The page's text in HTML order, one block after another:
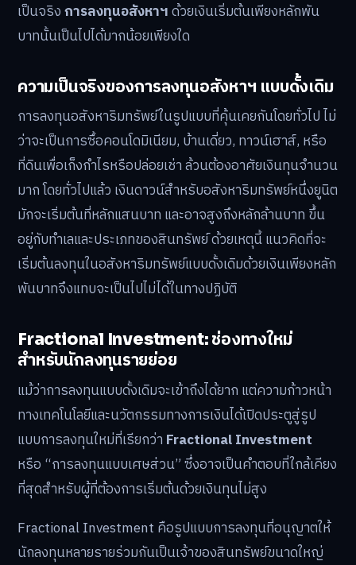
เป็นจริงการลงทุนอสังหาฯด้วยเงินเริ่มต้นเพียงหลักพัน
บาทนั้นเป็นไปได้มากน้อยเพียงใด
ความเป็นจริงของการลงทุนอสังหาฯ แบบดั้งเดิม
การลงทุนอสังหาริมทรัพย์ในรูปแบบที่คุ้นเคยกันโดยทั่วไป ไม่
ว่าจะเป็นการซื้อคอนโดมิเนียม, บ้านเดี่ยว, ทาวน์เฮาส์, หรือ
ที่ดินเพื่อเก็งกำไรหรือปล่อยเช่า ล้วนต้องอาศัยเงินทุนจำนวน
มาก โดยทั่วไปแล้ว เงินดาวน์สำหรับอสังหาริมทรัพย์หนึ่งยูนิต
มักจะเริ่มต้นที่หลักแสนบาท และอาจสูงถึงหลักล้านบาท ขึ้น
อยู่กับทำเลและประเภทของสินทรัพย์ ด้วยเหตุนี้ แนวคิดที่จะ
เริ่มต้นลงทุนในอสังหาริมทรัพย์แบบดั้งเดิมด้วยเงินเพียงหลัก
พันบาทจึงแทบจะเป็นไปไม่ได้ในทางปฏิบัติ
Fractional Investment: ช่องทางใหม่
สำหรับนักลงทุนรายย่อย
แม้ว่าการลงทุนแบบดั้งเดิมจะเข้าถึงได้ยาก แต่ความก้าวหน้า
ทางเทคโนโลยีและนวัตกรรมทางการเงินได้เปิดประตูสู่รูป
แบบการลงทุนใหม่ที่เรียกว่า Fractional Investment
หรือ “การลงทุนแบบเศษส่วน” ซึ่งอาจเป็นคำตอบที่ใกล้เคียง
ที่สุดสำหรับผู้ที่ต้องการเริ่มต้นด้วยเงินทุนไม่สูง
Fractional Investment คือรูปแบบการลงทุนที่อนุญาตให้
นักลงทุนหลายรายร่วมกันเป็นเจ้าของสินทรัพย์ขนาดใหญ่